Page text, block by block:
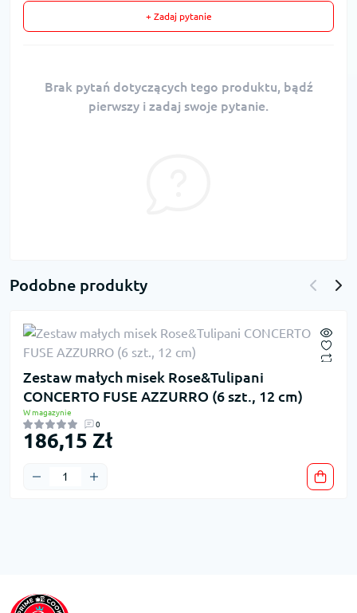
+ Zadaj pytanie
Brak pytań dotyczących tego produktu, bądź
pierwszy i zadaj swoje pytanie.
Podobne produkty
Zestaw małych misek Rose&Tulipani
CONCERTO FUSE AZZURRO (6 szt., 12 cm)
W magazynie
0
186,15 Zł